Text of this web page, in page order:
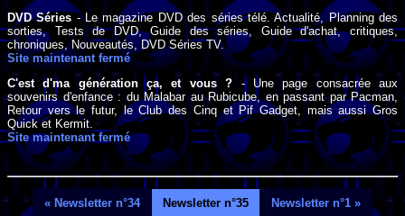
DVD Séries- Le magazine DVD des séries télé. Actualité, Planning des
sorties, Tests de DVD, Guide des séries, Guide d'achat, critiques,
chroniques, Nouveautés, DVD Séries TV.
Site maintenant fermé
C'est d'ma génération ça, et vous ? - Une page consacrée aux
souvenirs d'enfance : du Malabar au Rubicube, en passant par Pacman,
Retour vers le futur, le Club des Cinq et Pif Gadget, mais aussi Gros
Quick et Kermit.
Site maintenant fermé
« Newsletter n°34 Newsletter n°35 Newsletter n°1 »